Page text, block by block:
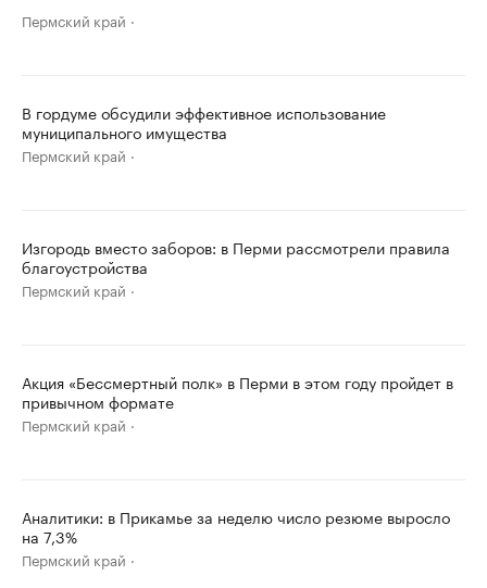
Пермский край
В гордуме обсудили эффективное использование
муниципального имущества
Пермский край
Изгородь вместо заборов: в Перми рассмотрели правила
благоустройства
Пермский край
Акция «Бессмертный полк» в Перми в этом году пройдет в
привычном формате
Пермский край
Аналитики: в Прикамье за неделю число резюме выросло
на 7,3%
Пермский край